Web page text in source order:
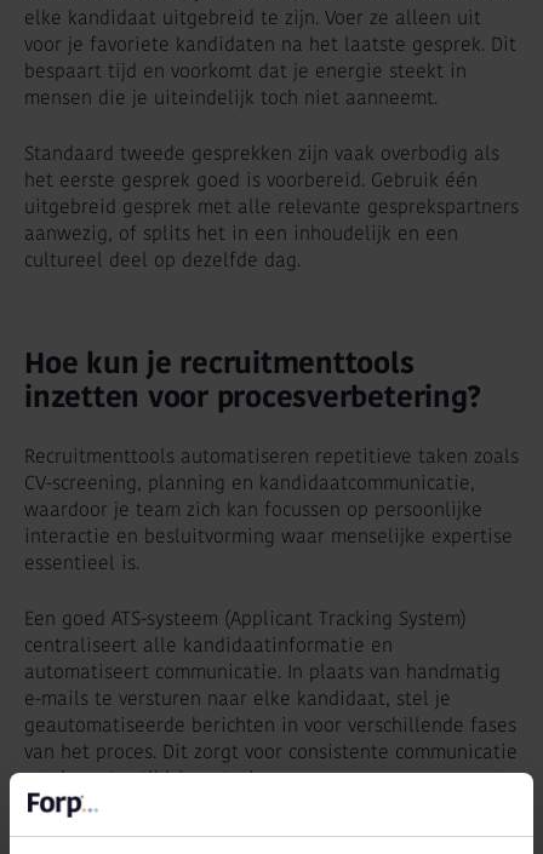
elke kandidaat uitgebreid te zijn. Voer ze alleen uit
voor je favoriete kandidaten na het laatste gesprek. Dit
bespaart tijd en voorkomt dat je energie steekt in
mensen die je uiteindelijk toch niet aanneemt.
Standaard tweede gesprekken zijn vaak overbodig als
het eerste gesprek goed is voorbereid. Gebruik één
uitgebreid gesprek met alle relevante gesprekspartners
aanwezig, of splits het in een inhoudelijk en een
cultureel deel op dezelfde dag.
Hoe kun je recruitmenttools
inzetten voor procesverbetering?
Recruitmenttools automatiseren repetitieve taken zoals
CV-screening, planning en kandidaatcommunicatie,
waardoor je team zich kan focussen op persoonlijke
interactie en besluitvorming waar menselijke expertise
essentieel is.
Een goed ATS-systeem (Applicant Tracking System)
centraliseert alle kandidaatinformatie en
automatiseert communicatie. In plaats van handmatig
e-mails te versturen naar elke kandidaat, stel je
geautomatiseerde berichten in voor verschillende fases
van het proces. Dit zorgt voor consistente communicatie
zonder extra tijdsinvestering.
Screening-tools kunnen eerste selecties maken op basis